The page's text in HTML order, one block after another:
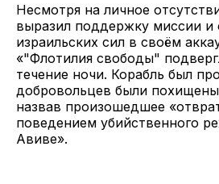
Несмотря на личное
выразил поддержку миссии и
израильских сил в своём
«"Флотилия свободы"
течение ночи. Корабль был
добровольцев были
назвав произошедшее
поведением убийственного
Авиве».